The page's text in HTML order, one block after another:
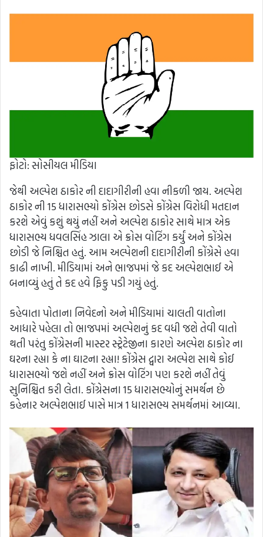
ફોટો: સોસીયલ મીડિયા
જેથી અલ્પેશ ઠાકોર ની દાદાગીરીની હવા નીકળી જાય. અલ્પેશ
ઠાકોર ની 15 ધારાસભ્યો કોંગ્રેસ છોડસે કોંગ્રેસ વિરોધી મતદાન
કરશે એવું કશું થયું નહીં અને અલ્પેશ ઠાકોર સાથે માત્ર એક
ધારાસભ્ય ધવલસિંહ ઝાલા એ ક્રોસ વોટિંગ કર્યું અને કોંગ્રેસ
છોડી જે નિશ્ચિત હતું. આમ અલ્પેશની દાદાગીરીની કોંગ્રેસે હવા
કાઢી નાખી. મીડિયામાં અને ભાજપમાં જે કદ અલ્પેશભાઈ એ
બનાવ્યું હતું તે કદ હવે ફિકુ પડી ગયું હતું.
કહેવાતા પોતાના નિવેદનો અને મીડિયામાં ચાલતી વાતોના
આધારે પહેલા તો ભાજપમાં અલ્પેશનું કદ વધી જશે તેવી વાતો
થતી પરંતુ કોંગ્રેસની માસ્ટર સ્ટ્રેટેજીના કારણે અલ્પેશ ઠાકોર ના
ઘરના રહ્યા કે ના ઘાટના રહ્યા! કોંગ્રેસ દ્વારા અલ્પેશ સાથે કોઈ
ધારાસભ્યો જશે નહીં અને ક્રોસ વોટિંગ પણ કરશે નહીં તેવું
સુનિશ્ચિત કરી લેતા. કોંગ્રેસના 15 ધારાસભ્યોનું સમર્થન છે
કહેનાર અલ્પેશભાઈ પાસે માત્ર 1 ધારાસભ્ય સમર્થનમાં આવ્યા.